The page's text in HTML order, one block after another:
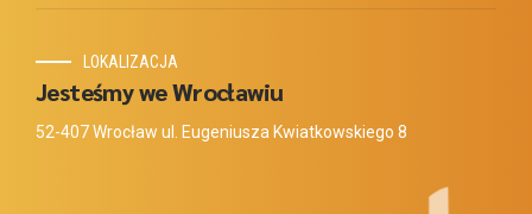
LOKALIZACJA
Jesteśmy we Wrocławiu
52-407 Wrocław ul. Eugeniusza Kwiatkowskiego 8